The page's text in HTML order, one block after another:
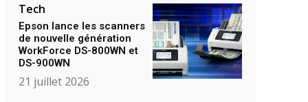
Tech
Epson lance les scanners
de nouvelle génération
WorkForce DS-800WN et
DS-900WN
21 juillet 2026